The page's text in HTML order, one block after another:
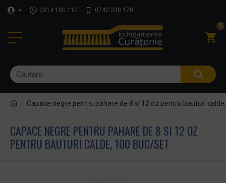
0314 100 110 0740 230 170
0
Capace negre pentru pahare de 8 si 12 oz pentru bauturi
CAPACE NEGRE PENTRU PAHARE DE 8 SI 12 OZ
PENTRU BAUTURI CALDE, 100 BUC/SET